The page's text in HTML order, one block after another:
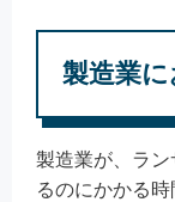
製造業
製造業が、ラ
るのにかかる